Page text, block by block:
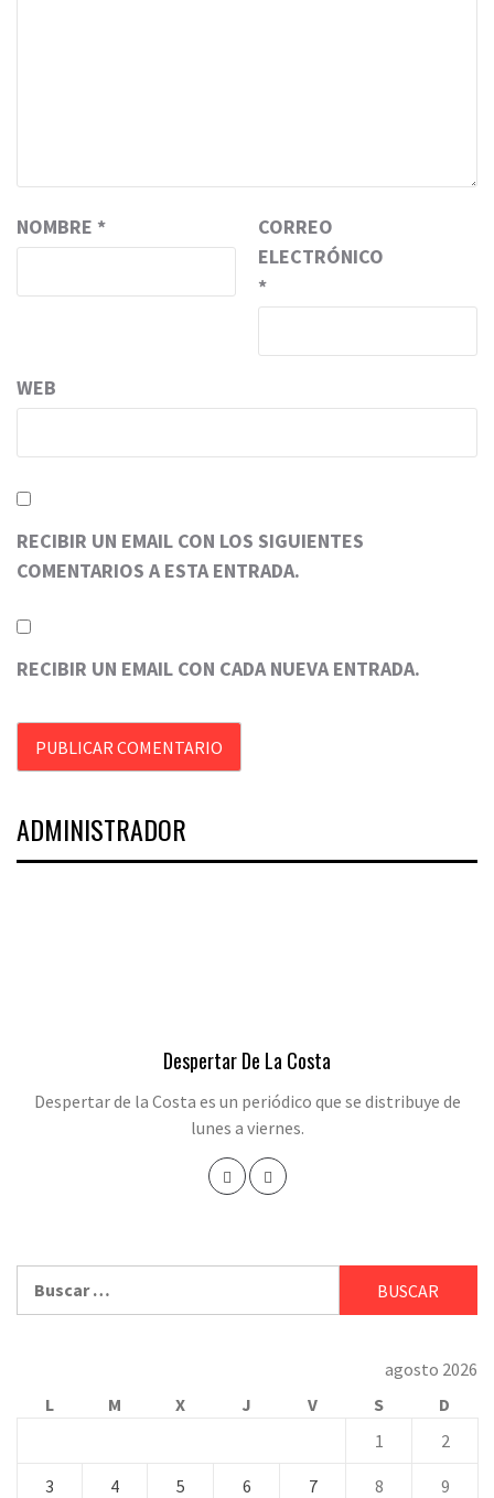
NOMBRE *
CORREO
ELECTRÓNICO
*
WEB
RECIBIR UN EMAIL CON LOS SIGUIENTES
COMENTARIOS A ESTA ENTRADA.
RECIBIR UN EMAIL CON CADA NUEVA ENTRADA.
ADMINISTRADOR
Despertar De La Costa
Despertar de la Costa es un periódico que se distribuye de
lunes a viernes.
agosto 2026
L
M X J V S
D
1
2
3 4 5 6 7 8 9